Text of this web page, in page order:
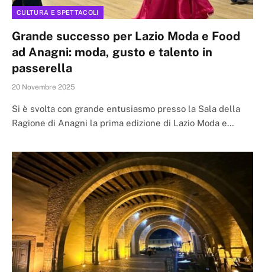
CULTURA E SPETTACOLI
Grande successo per Lazio Moda e Food
ad Anagni: moda, gusto e talento in
passerella
20 Novembre 2025
Si è svolta con grande entusiasmo presso la Sala della
Ragione di Anagni la prima edizione di Lazio Moda e…